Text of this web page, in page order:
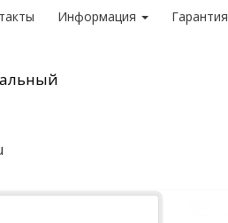
Информация Гарантия